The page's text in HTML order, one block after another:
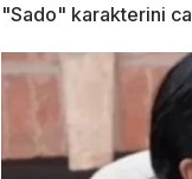
"Sado" karakterini